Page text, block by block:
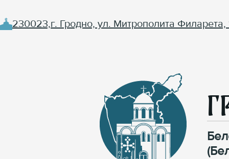
230023,г. Гродно, ул. Митрополита Филарета,